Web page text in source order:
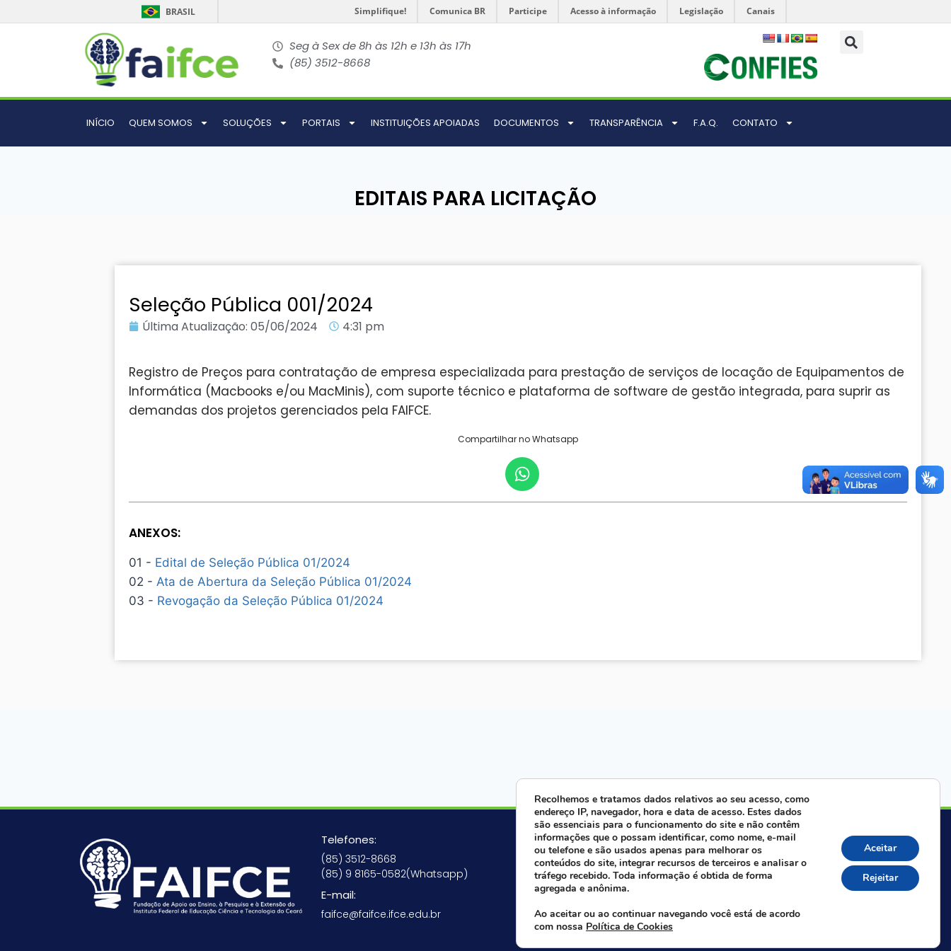
BRASIL Simplifique! Comunica BR Participe Acesso à informação Legislação Canais
Seg à Sex de 8h às 12h e 13h às 17h
(85) 3512-8668
INÍCIO QUEM SOMOS SOLUÇÕES PORTAIS INSTITUIÇÕES APOIADAS DOCUMENTOS TRANSPARÊNCIA F.A.Q. CONTATO
EDITAIS PARA LICITAÇÃO
Seleção Pública 001/2024
Última Atualização: 05/06/2024 4:31 pm
Registro de Preços para contratação de empresa especializada para prestação de serviços de locação de Equipamentos de
Informática (Macbooks e/ou MacMinis), com suporte técnico e plataforma de software de gestão integrada, para suprir as
demandas dos projetos gerenciados pela FAIFCE.
Compartilhar no Whatsapp
ANEXOS:
01 - Edital de Seleção Pública 01/2024
02 - Ata de Abertura da Seleção Pública 01/2024
03 - Revogação da Seleção Pública 01/2024
Telefones:
(85) 3512-8668
(85) 9 8165-0582(Whatsapp)
E-mail:
faifce@faifce.ifce.edu.br
Fale agora com nossa equipe:
Whatsapp da FAIFCE
Recolhemos e tratamos dados relativos ao seu acesso, como
endereço IP, navegador, hora e data de acesso. Estes dados
são essenciais para o funcionamento do site e não contêm
informações que o possam identificar, como nome, e-mail
ou telefone e são usados apenas para melhorar os
conteúdos do site, integrar recursos de terceiros e analisar o
tráfego recebido. Toda informação é obtida de forma
agregada e anônima.
Ao aceitar ou ao continuar navegando você está de acordo
com nossa Política de Cookies
Aceitar
Rejeitar